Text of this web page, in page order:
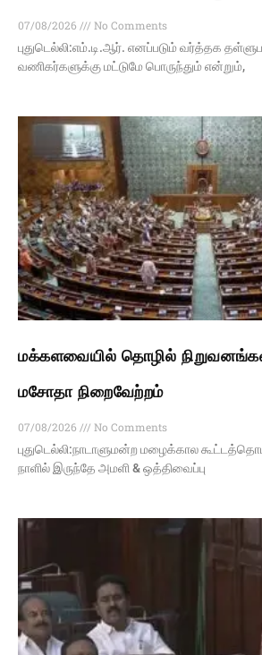
07/08/2026
No Comments
புதுடெல்லி:எம்.டி.ஆர். எனப்படும் வர்த்தக
வணிகர்களுக்கு மட்டுமே பொருந்தும் என்றும்,
மக்களவையில் தொழில்
மசோதா நிறைவேற்றம்
07/08/2026
No Comments
புதுடெல்லி:நாடாளுமன்ற மழைக்கால
நாளில் இருந்தே அமளி & ஒத்திவைப்பு